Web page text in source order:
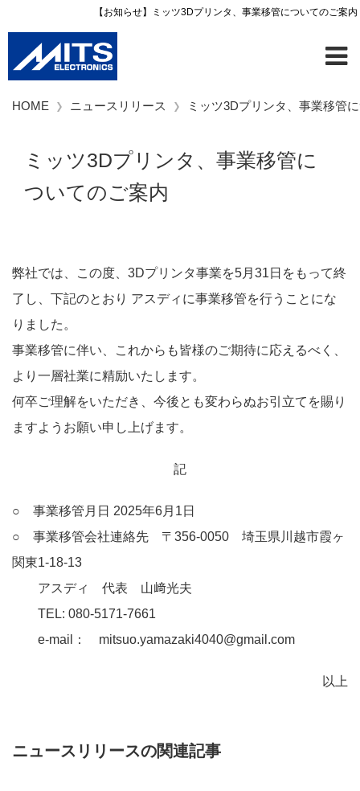
【お知らせ】ミッツ3Dプリンタ、事業移管についてのご案内
HOME ニュースリリース ミッツ3Dプリンタ、事業移管
ミッツ3Dプリンタ、事業移管に
ついてのご案内
弊社では、この度、3Dプリンタ事業を5月31日をもって終
了し、下記のとおり アスディに事業移管を行うことにな
りました。
事業移管に伴い、これからも皆様のご期待に応えるべく、
より一層社業に精励いたします。
何卒ご理解をいただき、今後とも変わらぬお引立てを賜り
ますようお願い申し上げます。
記
○ 事業移管月日 2025年6月1日
○ 事業移管会社連絡先 〒356-0050 埼玉県川越市霞ヶ
関東1-18-13
アスディ 代表 山﨑光夫
TEL: 080-5171-7661
e-mail： mitsuo.yamazaki4040@gmail.com
以上
ニュースリリースの関連記事